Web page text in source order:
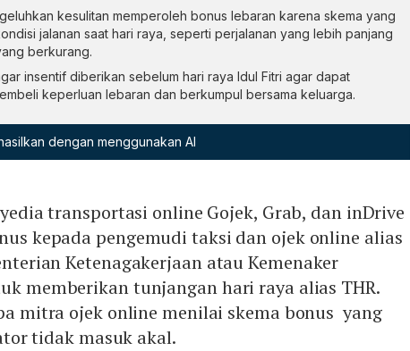
kesulitan memperoleh bonus lebaran karena skema yang
jalanan saat hari raya, seperti perjalanan yang lebih panjang
berkurang.
insentif diberikan sebelum hari raya Idul Fitri agar dapat
keperluan lebaran dan berkumpul bersama keluarga.
dengan menggunakan AI
transportasi online Gojek, Grab, dan inDrive
kepada pengemudi taksi dan ojek online alias
Ketenagakerjaan atau Kemenaker
memberikan tunjangan hari raya alias THR.
mitra ojek online menilai skema bonus yang
tidak masuk akal.